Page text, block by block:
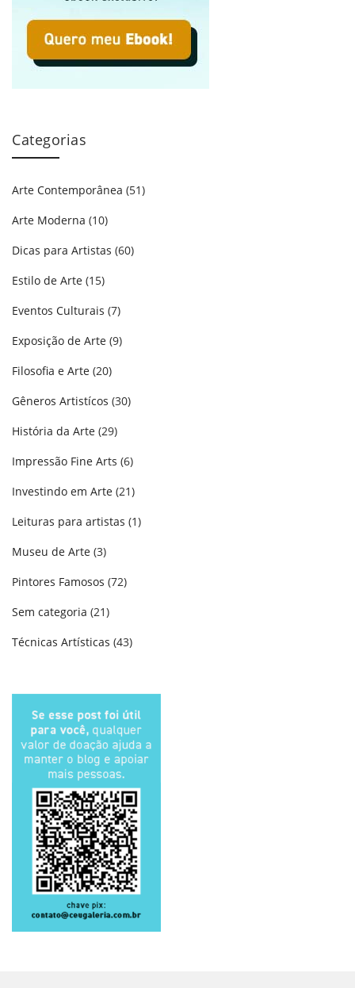
Categorias
Arte Contemporânea (51)
Arte Moderna (10)
Dicas para Artistas (60)
Estilo de Arte (15)
Eventos Culturais (7)
Exposição de Arte (9)
Filosofia e Arte (20)
Gêneros Artistícos (30)
História da Arte (29)
Impressão Fine Arts (6)
Investindo em Arte (21)
Leituras para artistas (1)
Museu de Arte (3)
Pintores Famosos (72)
Sem categoria (21)
Técnicas Artísticas (43)